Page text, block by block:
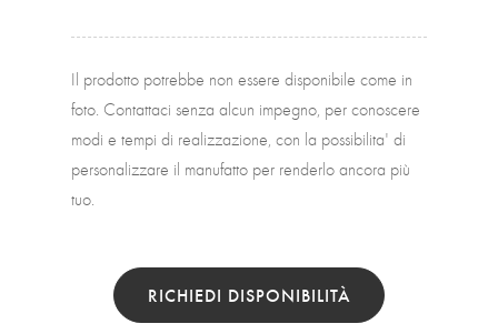
Il prodotto potrebbe non essere disponibile come in
foto. Contattaci senza alcun impegno, per conoscere
modi e tempi di realizzazione, con la possibilita' di
personalizzare il manufatto per renderlo ancora più
tuo.
RICHIEDI DISPONIBILITÀ